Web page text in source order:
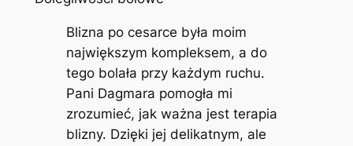
Blizna po cesarce była moim
największym kompleksem, a do
tego bolała przy każdym ruchu.
Pani Dagmara pomogła mi
zrozumieć, jak ważna jest terapia
blizny. Dzięki jej delikatnym, ale